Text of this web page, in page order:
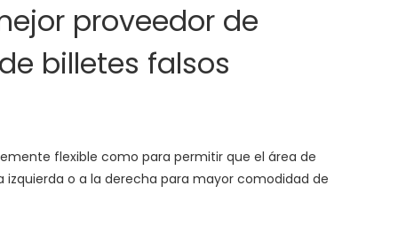
proveedor de
billetes falsos
flexible como para permitir que el área de
izquierda o a la derecha para mayor comodidad de